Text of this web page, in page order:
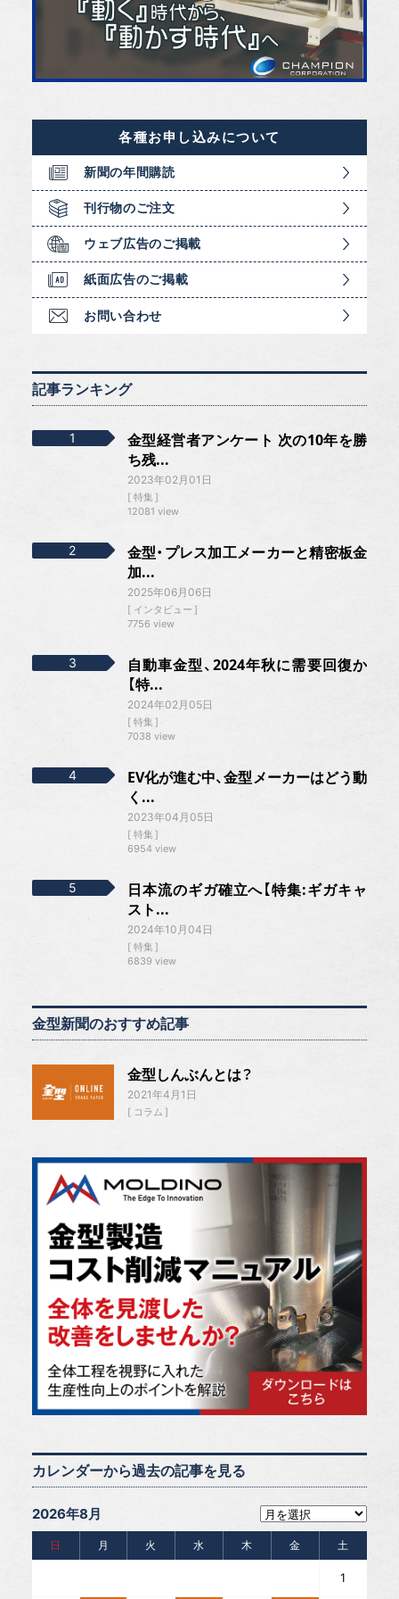
各種お申し込みについて
新聞の年間購読
刊行物のご注文
ウェブ広告のご掲載
紙面広告のご掲載
お問い合わせ
記事ランキング
金型経営者アンケート 次の10年を勝
ち残...
2023年02月01日
特集
12081 view
金型・プレス加工メーカーと精密板金
加...
2025年06月06日
インタビュー
7756 view
自動車金型、2024年秋に需要回復か
【特...
2024年02月05日
特集
7038 view
EV化が進む中、金型メーカーはどう動
く...
2023年04月05日
特集
6954 view
日本流のギガ確立へ【特集:ギガキャ
スト...
2024年10月04日
特集
6839 view
金型新聞のおすすめ記事
金型しんぶんとは？
2021年4月1日
コラム
カレンダーから過去の記事を見る
2026年8月
日 月 火 水 木 金 土
1